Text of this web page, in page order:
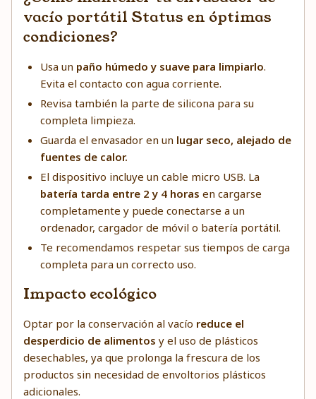
vacío portátil Status en óptimas
condiciones?
Usa un paño húmedo y suave para limpiarlo.
Evita el contacto con agua corriente.
Revisa también la parte de silicona para su
completa limpieza.
Guarda el envasador en un lugar seco, alejado de
fuentes de calor.
El dispositivo incluye un cable micro USB. La
batería tarda entre 2 y 4 horas en cargarse
completamente y puede conectarse a un
ordenador, cargador de móvil o batería portátil.
Te recomendamos respetar sus tiempos de carga
completa para un correcto uso.
Impacto ecológico
Optar por la conservación al vacío reduce el
desperdicio de alimentos y el uso de plásticos
desechables, ya que prolonga la frescura de los
productos sin necesidad de envoltorios plásticos
adicionales.